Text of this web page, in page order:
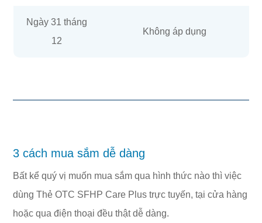
Ngày 31 tháng
12
Không áp dụng
3 cách mua sắm dễ dàng
Bất kể quý vị muốn mua sắm qua hình thức nào thì việc
dùng Thẻ OTC SFHP Care Plus trực tuyến, tại cửa hàng
hoặc qua điện thoại đều thật dễ dàng.